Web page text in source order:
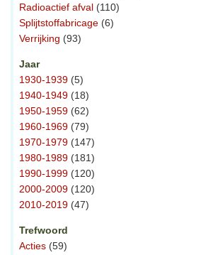
Radioactief afval (110)
Splijtstoffabricage (6)
Verrijking (93)
Jaar
1930-1939 (5)
1940-1949 (18)
1950-1959 (62)
1960-1969 (79)
1970-1979 (147)
1980-1989 (181)
1990-1999 (120)
2000-2009 (120)
2010-2019 (47)
Trefwoord
Acties (59)